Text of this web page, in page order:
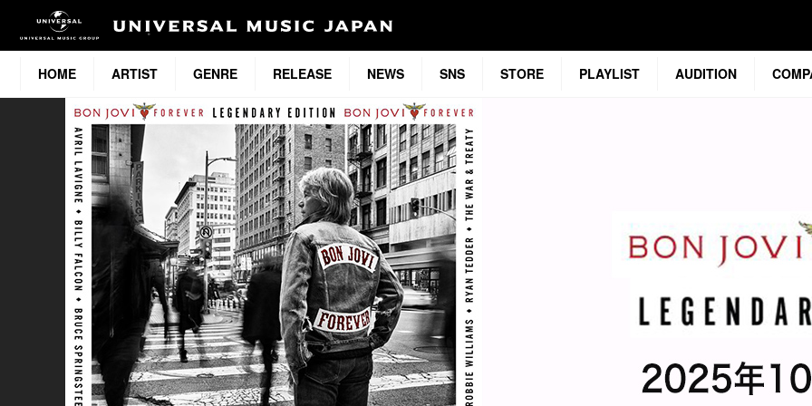
HOME ARTIST GENRE RELEASE NEWS SNS STORE PLAYLIST AUDITION